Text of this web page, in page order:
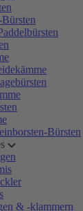
Bürsten
& -klammern